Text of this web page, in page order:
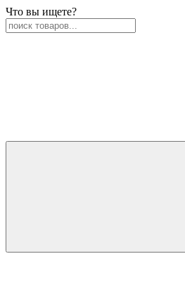
Что вы ищете?